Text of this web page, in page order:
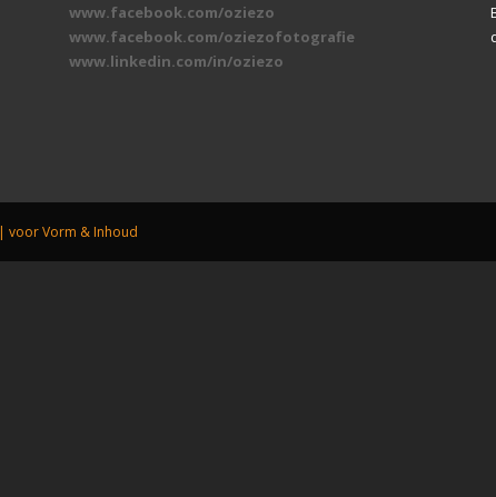
www.facebook.com/oziezo
www.facebook.com/oziezofotografie
www.linkedin.com/in/oziezo
| voor Vorm & Inhoud